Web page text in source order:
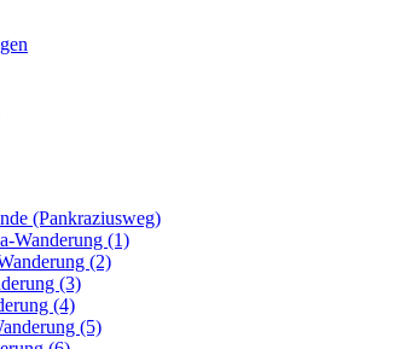
(Pankraziusweg)
Wanderung (1)
(2)
(3)
(4)
(5)